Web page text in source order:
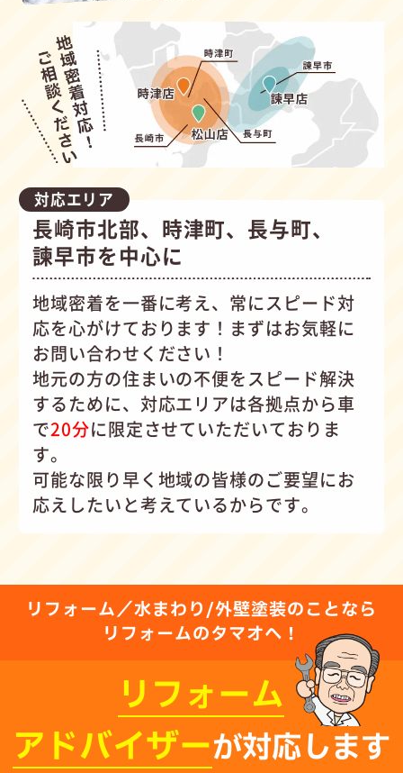
対応エリア
長崎市北部、時津町、長与町、
諫早市を中心に
地域密着を一番に考え、常にスピード対
応を心がけております！まずはお気軽に
お問い合わせください！
地元の方の住まいの不便をスピード解決
するために、対応エリアは各拠点から車
で20分に限定させていただいておりま
す。
可能な限り早く地域の皆様のご要望にお
応えしたいと考えているからです。
リフォーム／水まわり/外壁塗装のことなら
リフォームのタマオへ！
リフォーム
アドバイザーが対応します